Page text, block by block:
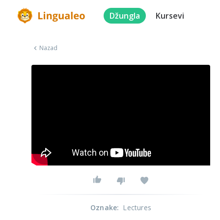
Džungla Kursevi
Nazad
Oznake: Lectures